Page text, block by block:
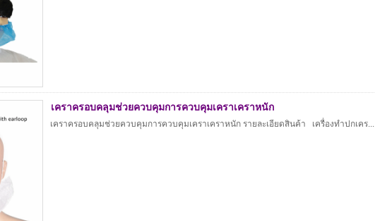
เคราครอบคลุมช่วยควบคุมการควบคุมเคราเคราหนัก
เคราครอบคลุมช่วยควบคุมการควบคุมเคราเคราหนัก รายละเอียดสินค้า เครื่องทำปกเคร...